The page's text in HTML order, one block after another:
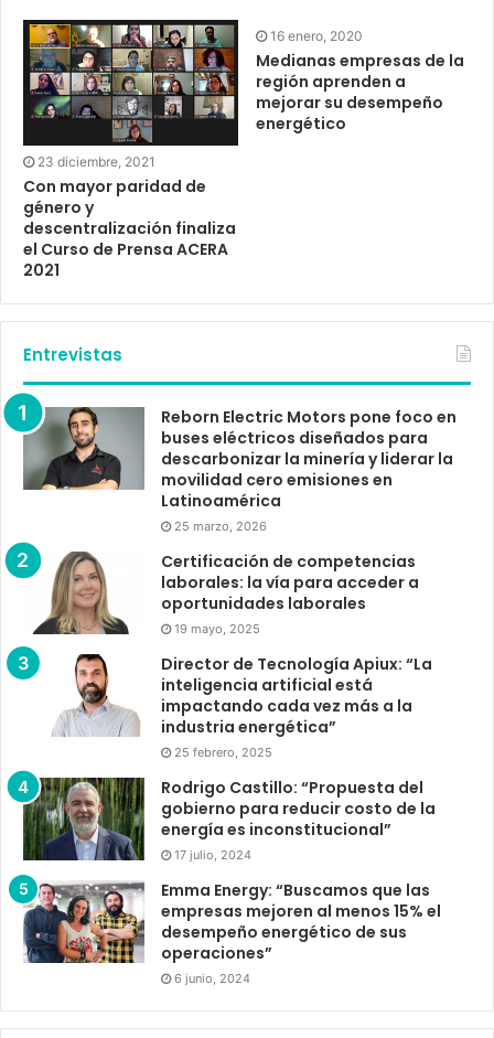
23 diciembre, 2021
Con mayor paridad de
género y
descentralización finaliza
el Curso de Prensa ACERA
2021
16 enero, 2020
Medianas empresas de la
región aprenden a
mejorar su desempeño
energético
Entrevistas
Reborn Electric Motors pone foco en
buses eléctricos diseñados para
descarbonizar la minería y liderar la
movilidad cero emisiones en
Latinoamérica
25 marzo, 2026
Certificación de competencias
laborales: la vía para acceder a
oportunidades laborales
19 mayo, 2025
Director de Tecnología Apiux: “La
inteligencia artificial está
impactando cada vez más a la
industria energética”
25 febrero, 2025
Rodrigo Castillo: “Propuesta del
gobierno para reducir costo de la
energía es inconstitucional”
17 julio, 2024
Emma Energy: “Buscamos que las
empresas mejoren al menos 15% el
desempeño energético de sus
operaciones”
6 junio, 2024